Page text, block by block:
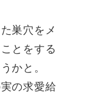
巣穴をメ
とをする
かと。
の求愛給